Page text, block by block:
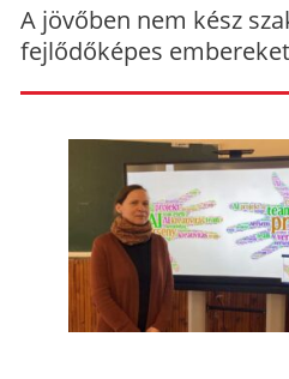
A jövőben nem kész
fejlődőképes